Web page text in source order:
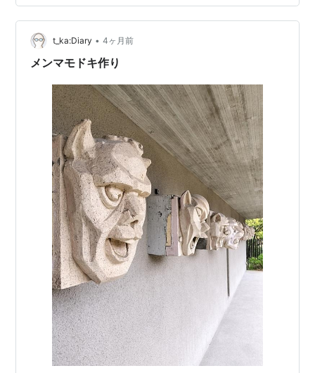
りとり。夕方に散歩を兼ねた買い物のために外に出た
ら、玄関の外で警察官に声をかけられたのだった。近所
のアパートにパトカーが3台と、交番のスクーターが停ま
っている。そして、警官がたくさ…
t_ka:Diary • 4ヶ月前
メンマモドキ作り